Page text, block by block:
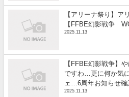
【アリーナ祭り】ア
【FFBE幻影戦争
2025.11.13
【FFBE幻影戦争】
ですわ…更に何か気
ェ…6周年お知らせ確
2025.11.13